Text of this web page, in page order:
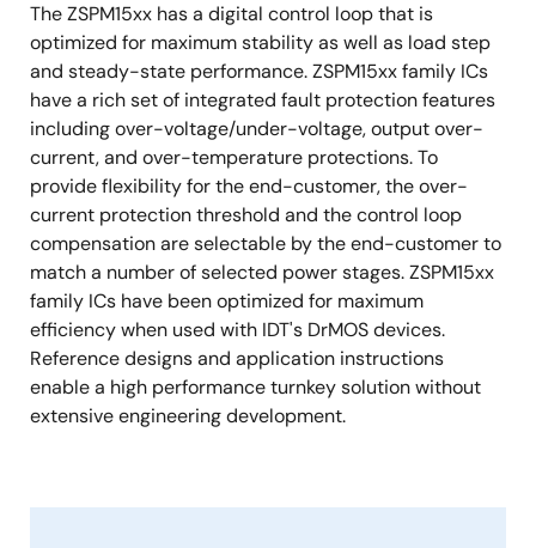
The ZSPM15xx has a digital control loop that is
optimized for maximum stability as well as load step
and steady-state performance. ZSPM15xx family ICs
have a rich set of integrated fault protection features
including over-voltage/under-voltage, output over-
current, and over-temperature protections. To
provide flexibility for the end-customer, the over-
current protection threshold and the control loop
compensation are selectable by the end-customer to
match a number of selected power stages. ZSPM15xx
family ICs have been optimized for maximum
efficiency when used with IDT's DrMOS devices.
Reference designs and application instructions
enable a high performance turnkey solution without
extensive engineering development.